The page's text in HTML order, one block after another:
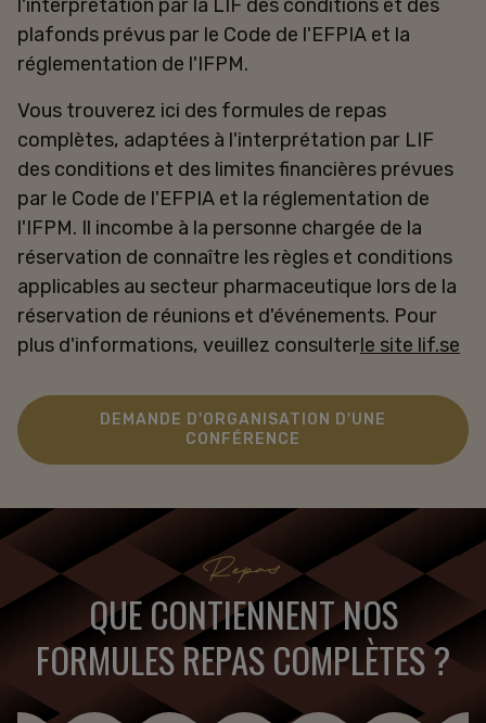
l'interprétation par la LIF des conditions et des
plafonds prévus par le Code de l'EFPIA et la
réglementation de l'IFPM.
Vous trouverez ici des formules de repas
complètes, adaptées à l'interprétation par LIF
des conditions et des limites financières prévues
par le Code de l'EFPIA et la réglementation de
l'IFPM. Il incombe à la personne chargée de la
réservation de connaître les règles et conditions
applicables au secteur pharmaceutique lors de la
réservation de réunions et d'événements. Pour
plus d'informations, veuillez consulterle site lif.se
DEMANDE D'ORGANISATION D'UNE
CONFÉRENCE
Repas
QUE CONTIENNENT NOS
FORMULES REPAS COMPLÈTES ?